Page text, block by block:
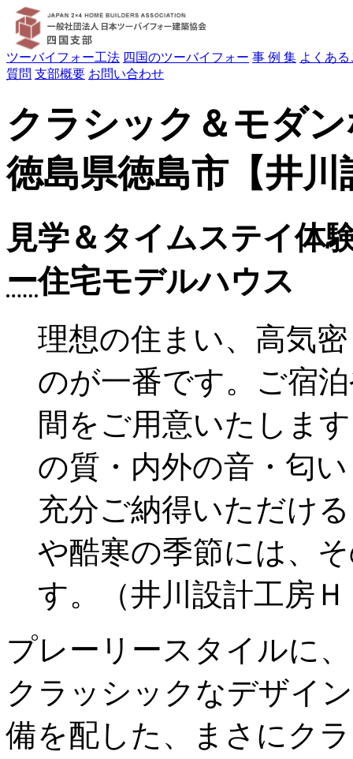
ツーバイフォー工法 四国のツーバイフォー 事 例 集 よくある
質問 支部概要 お問い合わせ
クラシック＆モダ
徳島県徳島市【井川
見学＆タイムステイ体
ー住宅モデルハウス
理想の住まい、高気
のが一番です。ご宿
間をご用意いたしま
の質・内外の音・匂
充分ご納得いただけ
や酷寒の季節には、
す。（井川設計工房
プレーリースタイルに
クラッシックなデザイ
備を配した、まさにク